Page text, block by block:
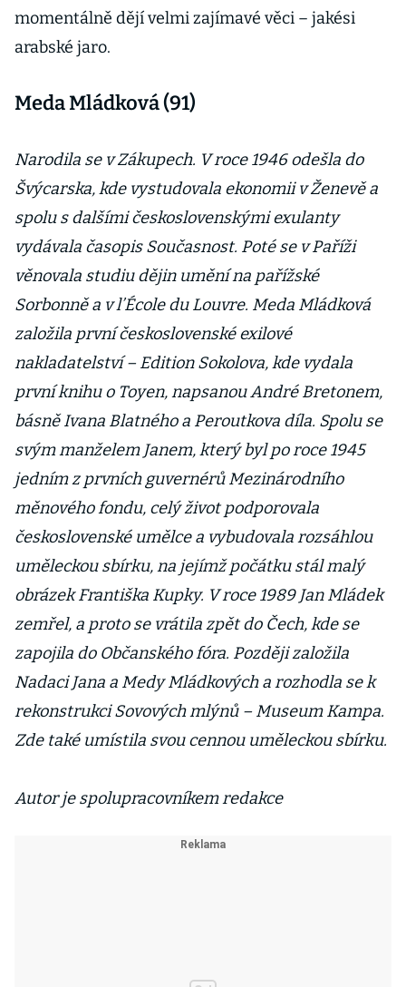
momentálně dějí velmi zajímavé věci – jakési
arabské jaro.
Meda Mládková (91)
Narodila se v Zákupech. V roce 1946 odešla do
Švýcarska, kde vystudovala ekonomii v Ženevě a
spolu s dalšími československými exulanty
vydávala časopis Současnost. Poté se v Paříži
věnovala studiu dějin umění na pařížské
Sorbonně a v l’École du Louvre. Meda Mládková
založila první československé exilové
nakladatelství – Edition Sokolova, kde vydala
první knihu o Toyen, napsanou André Bretonem,
básně Ivana Blatného a Peroutkova díla. Spolu se
svým manželem Janem, který byl po roce 1945
jedním z prvních guvernérů Mezinárodního
měnového fondu, celý život podporovala
československé umělce a vybudovala rozsáhlou
uměleckou sbírku, na jejímž počátku stál malý
obrázek Františka Kupky. V roce 1989 Jan Mládek
zemřel, a proto se vrátila zpět do Čech, kde se
zapojila do Občanského fóra. Později založila
Nadaci Jana a Medy Mládkových a rozhodla se k
rekonstrukci Sovových mlýnů – Museum Kampa.
Zde také umístila svou cennou uměleckou sbírku.
Autor je spolupracovníkem redakce